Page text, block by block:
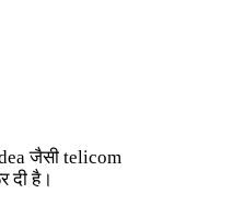
जैसी telicom
दी है।